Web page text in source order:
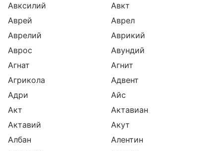
Авксилий
Авкт
Аврей
Аврел
Аврелий
Аврикий
Аврос
Авундий
Агнат
Агнит
Агрикола
Адвент
Адри
Айс
Акт
Актавиан
Актавий
Акут
Албан
Алентин